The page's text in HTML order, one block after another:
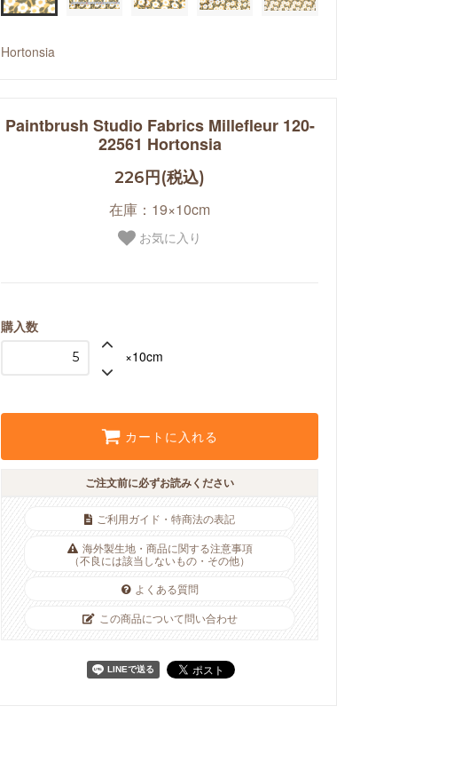
Hortonsia
Paintbrush Studio Fabrics Millefleur 120-
22561 Hortonsia
226円(税込)
在庫：19×10cm
お気に入り
購入数
×10cm
カートに入れる
ご注文前に必ずお読みください
ご利用ガイド・特商法の表記
海外製生地・商品に関する注意事項
（不良には該当しないもの・その他）
よくある質問
この商品について問い合わせ